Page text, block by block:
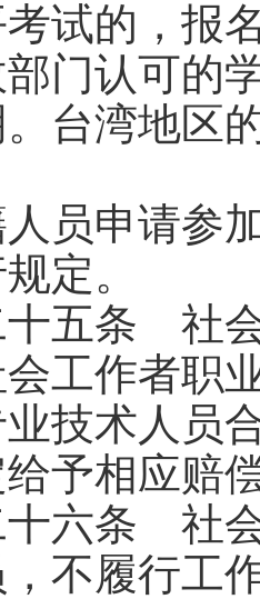
试的，报
门认可的
台湾地区
申请参加
定。
条 社会
工作者职
技术人员
予相应赔
条 社会
不履行工